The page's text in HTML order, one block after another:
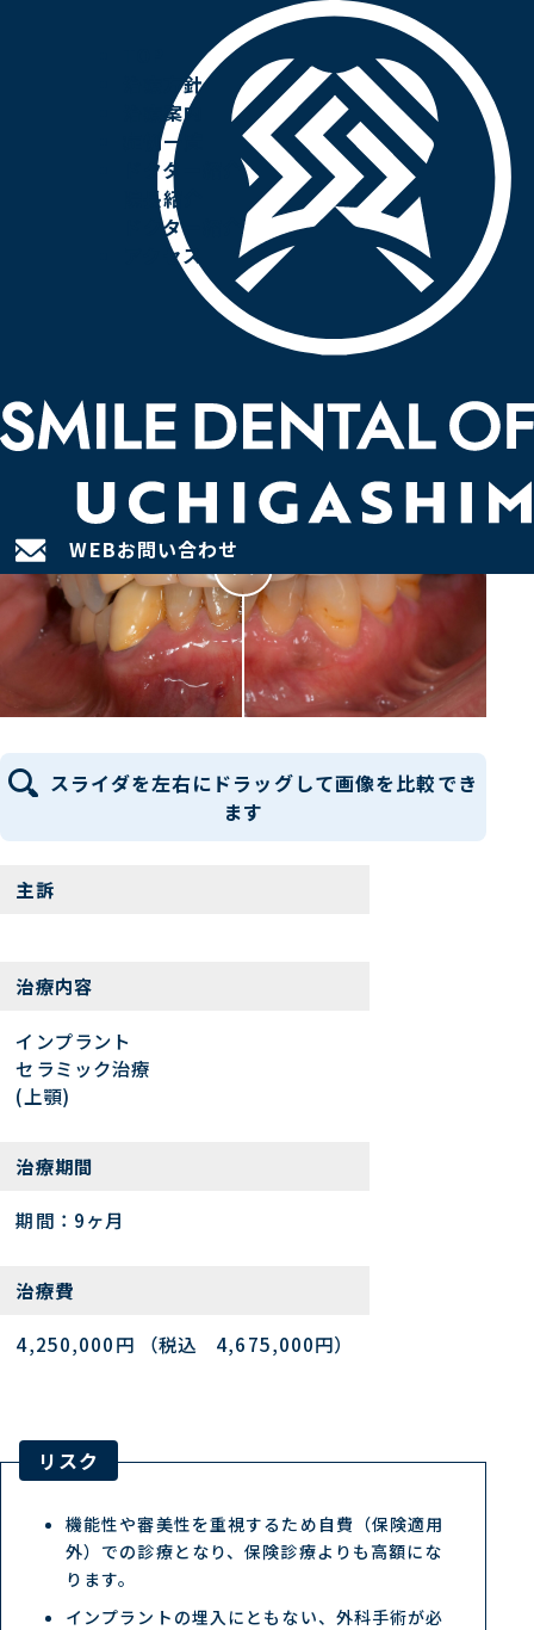
WEBお問い合わせ
治療方針
治療案内
症例一覧
ドクター紹介
院長紹介
ドクター紹介
アクセス
症例詳細
70代男性 インプラント＋セラミック治療（上
BEFORE AFTER
スライダを左右にドラッグして画像を比較でき
ます
主訴
治療内容
インプラント
セラミック治療
(上顎)
治療期間
期間：9ヶ月
治療費
4,250,000円 （税込 4,675,000円）
リスク
機能性や審美性を重視するため自費（保険適用
外）での診療となり、保険診療よりも高額にな
ります。
インプラントの埋入にともない、外科手術が必